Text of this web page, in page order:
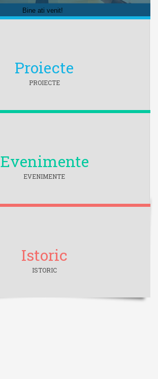
Proiecte
PROIECTE
Evenimente
EVENIMENTE
Istoric
ISTORIC